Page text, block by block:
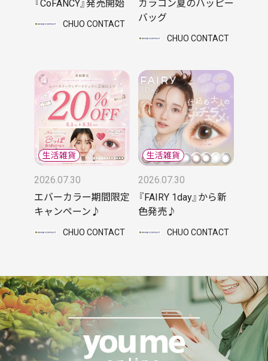
『CoFANCY』発売開始
CHUO CONTACT
カラコン夏のハッピー
バッグ
CHUO CONTACT
2026.07.30
エバーカラー期間限定
キャンペーン♪
CHUO CONTACT
2026.07.30
『FAIRY 1day』から新
色発売♪
CHUO CONTACT